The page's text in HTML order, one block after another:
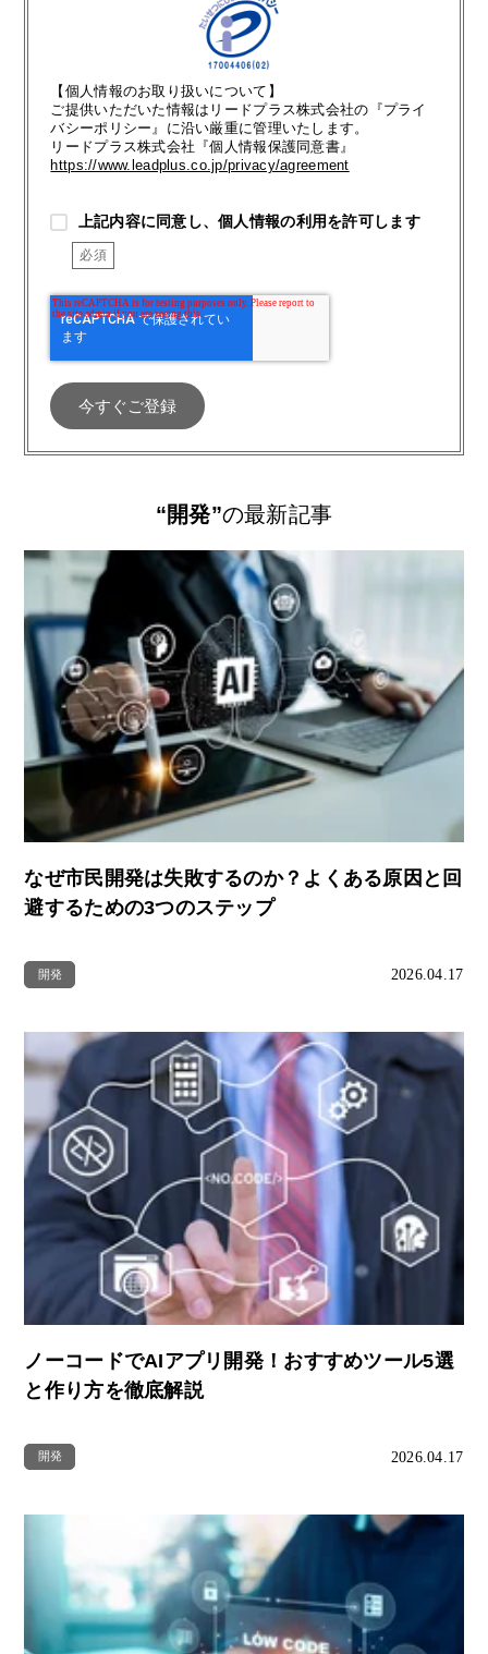
【個人情報のお取り扱いについて】
ご提供いただいた情報はリードプラス株式会社の『プライ
バシーポリシー』に沿い厳重に管理いたします。
リードプラス株式会社『個人情報保護同意書』
https://www.leadplus.co.jp/privacy/agreement
上記内容に同意し、個人情報の利用を許可します
“開発”の最新記事
なぜ市民開発は失敗するのか？よくある原因と回
避するための3つのステップ
開発 2026.04.17
ノーコードでAIアプリ開発！おすすめツール5選
と作り方を徹底解説
開発 2026.04.17